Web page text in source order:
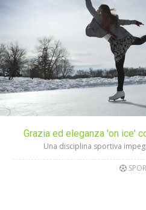
Grazia ed eleganza 'on ice'
Una disciplina sportiva